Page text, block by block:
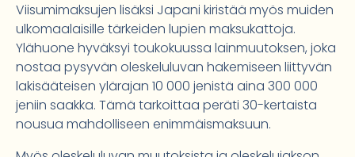
Viisumimaksujen lisäksi Japani kiristää myös muiden
ulkomaalaisille tärkeiden lupien maksukattoja.
Ylähuone hyväksyi toukokuussa lainmuutoksen, joka
nostaa pysyvän oleskeluluvan hakemiseen liittyvän
lakisääteisen ylärajan 10 000 jenistä aina 300 000
jeniin saakka. Tämä tarkoittaa peräti 30-kertaista
nousua mahdolliseen enimmäismaksuun.